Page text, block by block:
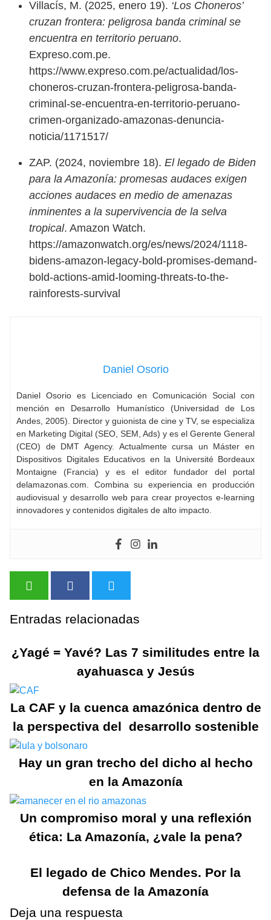
Villacís, M. (2025, enero 19). ‘Los Choneros’
cruzan frontera: peligrosa banda criminal se
encuentra en territorio peruano.
Expreso.com.pe.
https://www.expreso.com.pe/actualidad/los-
choneros-cruzan-frontera-peligrosa-banda-
criminal-se-encuentra-en-territorio-peruano-
crimen-organizado-amazonas-denuncia-
noticia/1171517/
ZAP. (2024, noviembre 18). El legado de Biden
para la Amazonía: promesas audaces exigen
acciones audaces en medio de amenazas
inminentes a la supervivencia de la selva
tropical. Amazon Watch.
https://amazonwatch.org/es/news/2024/1118-
bidens-amazon-legacy-bold-promises-demand-
bold-actions-amid-looming-threats-to-the-
rainforests-survival
Daniel Osorio
Daniel Osorio es Licenciado en Comunicación Social con
mención en Desarrollo Humanístico (Universidad de Los
Andes, 2005). Director y guionista de cine y TV, se especializa
en Marketing Digital (SEO, SEM, Ads) y es el Gerente General
(CEO) de DMT Agency. Actualmente cursa un Máster en
Dispositivos Digitales Educativos en la Université Bordeaux
Montaigne (Francia) y es el editor fundador del portal
delamazonas.com. Combina su experiencia en producción
audiovisual y desarrollo web para crear proyectos e-learning
innovadores y contenidos digitales de alto impacto.
Entradas relacionadas
¿Yagé = Yavé? Las 7 similitudes entre la
ayahuasca y Jesús
La CAF y la cuenca amazónica dentro de
la perspectiva del desarrollo sostenible
Hay un gran trecho del dicho al hecho
en la Amazonía
Un compromiso moral y una reflexión
ética: La Amazonía, ¿vale la pena?
El legado de Chico Mendes. Por la
defensa de la Amazonía
Deja una respuesta